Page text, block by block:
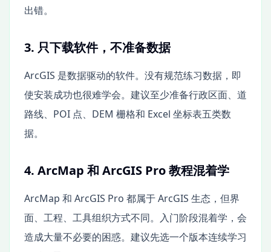
出错。
3. 只下载软件，不准备数据
ArcGIS 是数据驱动的软件。没有规范练习数据，即
使安装成功也很难学会。建议至少准备行政区面、道
路线、POI 点、DEM 栅格和 Excel 坐标表五类数
据。
4. ArcMap 和 ArcGIS Pro 教程混着学
ArcMap 和 ArcGIS Pro 都属于 ArcGIS 生态，但界
面、工程、工具组织方式不同。入门阶段混着学，会
造成大量不必要的困惑。建议先选一个版本连续学习